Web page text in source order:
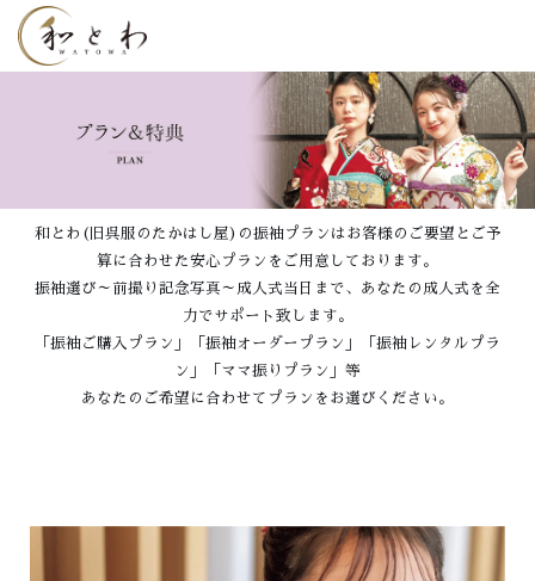
和とわ(旧呉服のたかはし屋)の振袖プランはお客様のご要望とご予
算に合わせた安心プランをご用意しております。
振袖選び～前撮り記念写真～成人式当日まで、あなたの成人式を全
力でサポート致します。
「振袖ご購入プラン」「振袖オーダープラン」「振袖レンタルプラ
ン」「ママ振りプラン」等
あなたのご希望に合わせてプランをお選びください。